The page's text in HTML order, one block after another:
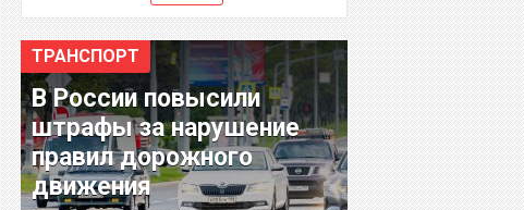
ТРАНСПОРТ
В России повысили
штрафы за нарушение
правил дорожного
движения